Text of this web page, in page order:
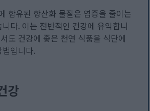
함유된 항산화 물질은 염증을 줄이는
다. 이는 전반적인 건강에 유익합니
도 건강에 좋은 천연 식품을 식단에
입니다.
강